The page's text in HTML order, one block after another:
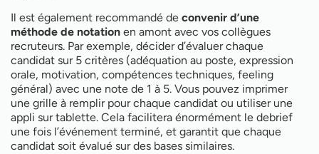
Il est également recommandé de convenir d’une
méthode de notation en amont avec vos collègues
recruteurs. Par exemple, décider d’évaluer chaque
candidat sur 5 critères (adéquation au poste, expression
orale, motivation, compétences techniques, feeling
général) avec une note de 1 à 5. Vous pouvez imprimer
une grille à remplir pour chaque candidat ou utiliser une
appli sur tablette. Cela facilitera énormément le debrief
une fois l’événement terminé, et garantit que chaque
candidat soit évalué sur des bases similaires.